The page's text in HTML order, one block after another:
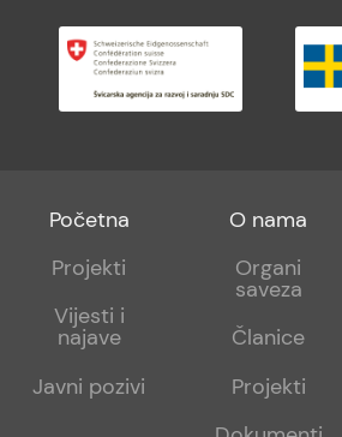
Footer
menu
Početna
Projekti
Vijesti i
najave
Javni pozivi
Footer
sub
O nama
Organi
saveza
Članice
Projekti